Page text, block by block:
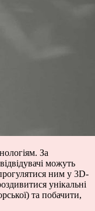
За
можуть
ним у 3D-
унікальні
та побачити,